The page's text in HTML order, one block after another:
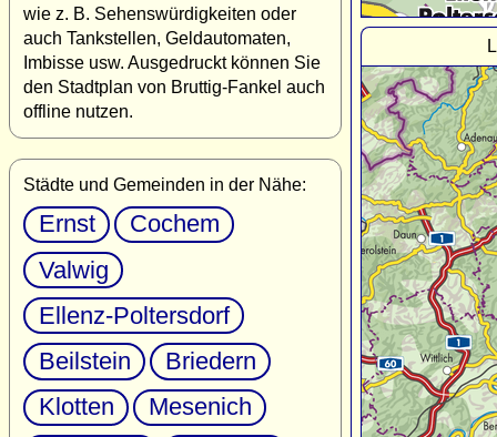
wie z. B. Sehenswürdigkeiten oder
auch Tankstellen, Geldautomaten,
Imbisse usw. Ausgedruckt können Sie
den Stadtplan von Bruttig-Fankel auch
offline nutzen.
Städte und Gemeinden in der Nähe:
Ernst
Cochem
Valwig
Ellenz-Poltersdorf
Beilstein
Briedern
Klotten
Mesenich